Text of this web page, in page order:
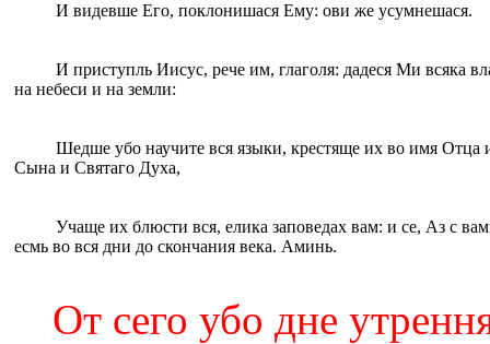
И видевше Его, поклонишася Ему: ови же усумнешася.
И приступль Иисус, рече им, глаголя: дадеся Ми всяка
на небеси и на земли:
Шедше убо научите вся языки, крестяще их во имя Отца
Сына и Святаго Духа,
Учаще их блюсти вся, елика заповедах вам: и се, Аз с
есмь во вся дни до скончания века. Аминь.
От сего убо дне